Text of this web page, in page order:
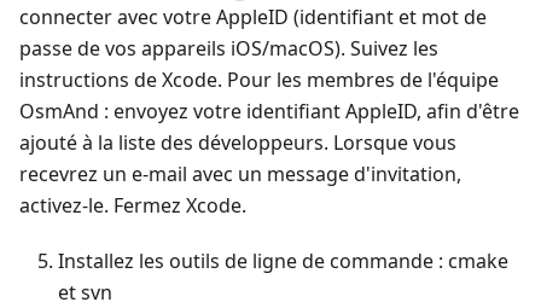
connecter avec votre AppleID (identifiant et mot de
passe de vos appareils iOS/macOS). Suivez les
instructions de Xcode. Pour les membres de l'équipe
OsmAnd : envoyez votre identifiant AppleID, afin d'être
ajouté à la liste des développeurs. Lorsque vous
recevrez un e-mail avec un message d'invitation,
activez-le. Fermez Xcode.
Installez les outils de ligne de commande : cmake
et svn